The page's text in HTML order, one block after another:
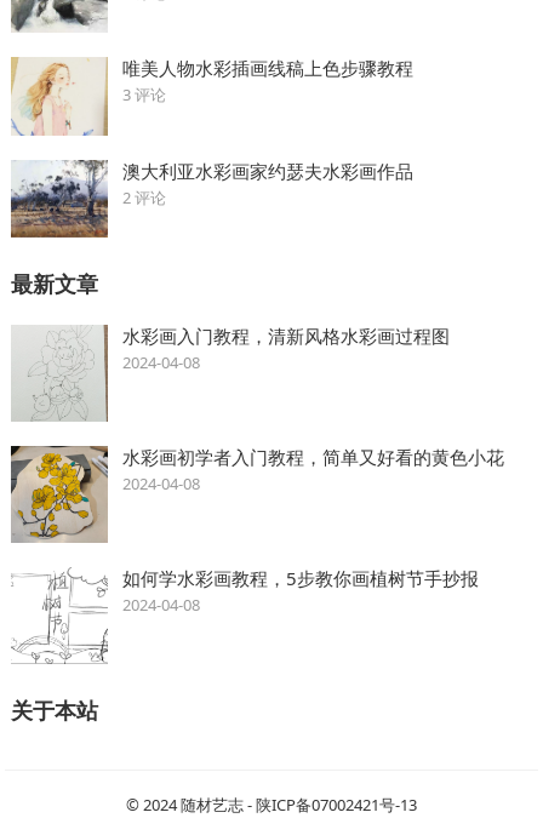
唯美人物水彩插画线稿上色步骤教程
3 评论
澳大利亚水彩画家约瑟夫水彩画作品
2 评论
最新文章
水彩画入门教程，清新风格水彩画过程图
2024-04-08
水彩画初学者入门教程，简单又好看的黄色小花
2024-04-08
如何学水彩画教程，5步教你画植树节手抄报
2024-04-08
关于本站
© 2024随材艺志-陕ICP备07002421号-13